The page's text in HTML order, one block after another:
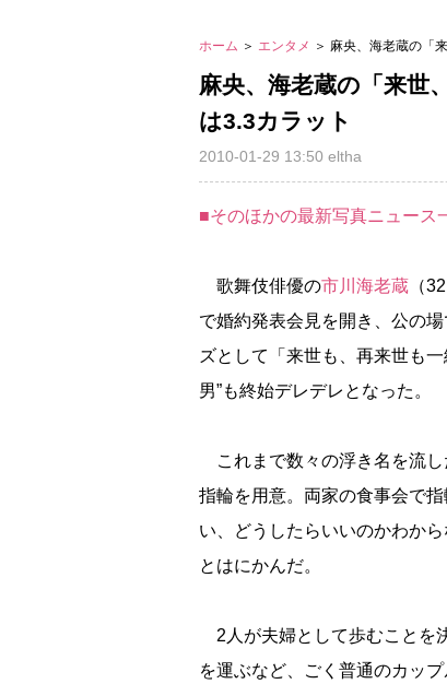
ホーム ＞ エンタメ ＞ 麻央、海老蔵の「
麻央、海老蔵の「来
は3.3カラット
2010-01-29 13:50 eltha
■そのほかの最新写真ニュース
歌舞伎俳優の市川海老蔵 （
で婚約発表会見を開き、公の
ズとして「来世も、再来世も
男”も終始デレデレとなった。
これまで数々の浮き名を流し
指輪を用意。両家の食事会で
い、どうしたらいいのかわか
とはにかんだ。
2人が夫婦として歩むことを
を運ぶなど、ごく普通のカッ